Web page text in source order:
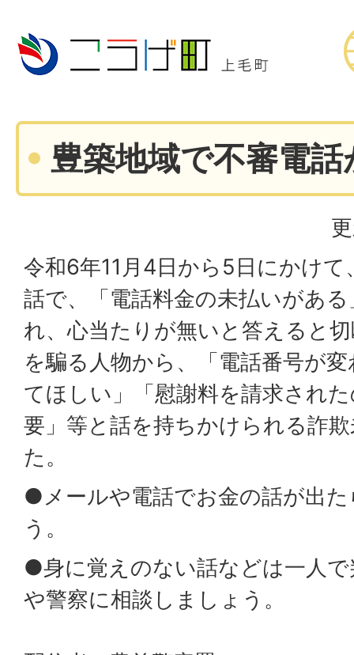
豊築地域で不審電話
令和6年11月4日から5日にかけ
話で、「電話料金の未払いがあ
れ、心当たりが無いと答えると
を騙る人物から、「電話番号が
てほしい」「慰謝料を請求され
要」等と話を持ちかけられる詐
た。
●メールや電話でお金の話が出
う。
●身に覚えのない話などは一人
や警察に相談しましょう。